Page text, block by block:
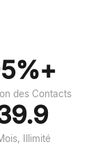
des Contacts
Illimité